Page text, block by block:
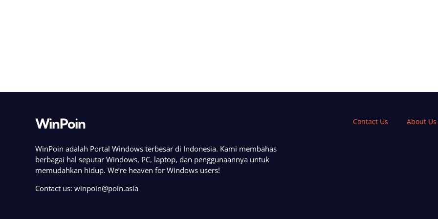
WinPoin
WinPoin adalah Portal Windows terbesar di Indonesia. Kami membahas
berbagai hal seputar Windows, PC, laptop, dan penggunaannya untuk
memudahkan hidup. We’re heaven for Windows users!
Contact us: winpoin@poin.asia
Contact Us About Us